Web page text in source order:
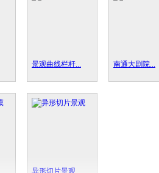
景观曲线栏杆... 南通大剧院...
异形切片景观...